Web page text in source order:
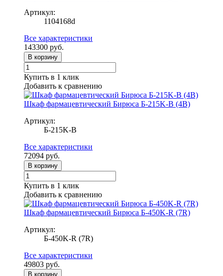
Артикул:
1104168d
Все характеристики
143300 руб.
В корзину
Купить в 1 клик
Добавить к сравнению
Шкаф фармацевтический Бирюса Б-215K-B (4B)
Артикул:
Б-215K-B
Все характеристики
72094 руб.
В корзину
Купить в 1 клик
Добавить к сравнению
Шкаф фармацевтический Бирюса Б-450K-R (7R)
Артикул:
Б-450K-R (7R)
Все характеристики
49803 руб.
В корзину